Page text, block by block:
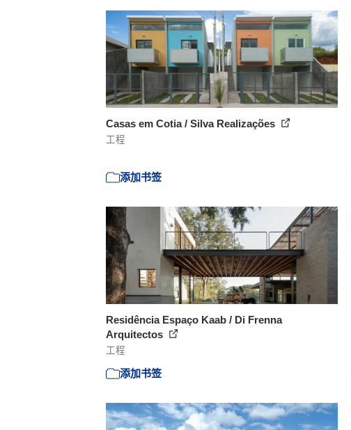
Casas em Cotia / Silva Realizações
工程
添加书签
Residência Espaço Kaab / Di Frenna
Arquitectos
工程
添加书签